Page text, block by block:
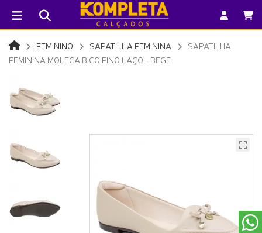
FEMININO SAPATILHA FEMININA
SAPATILHA
FEMININA MOLECA BICO FINO LAÇO - BEGE